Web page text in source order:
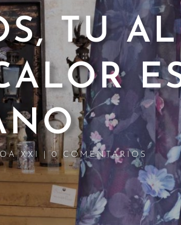
TU
XXI 0 COMENTARIOS